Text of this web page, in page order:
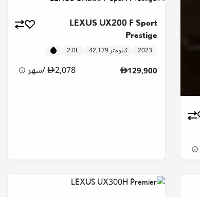
LEXUS UX200 F Sport
Prestige
2023 42,179 كيلومتر 2.0L
129,900
2,078
/شهر